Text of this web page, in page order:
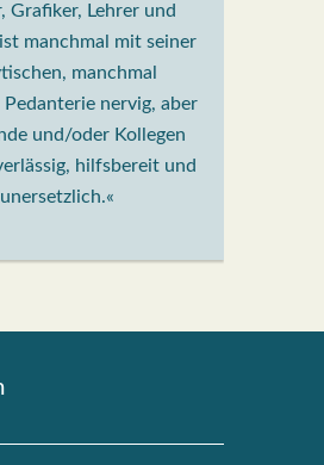
Grafiker, Lehrer und
manchmal mit seiner
manchmal
Pedanterie nervig, aber
und/oder Kollegen
hilfsbereit und
unersetzlich.«